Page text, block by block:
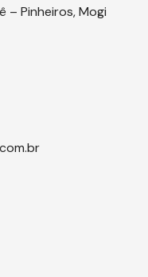
– Pinheiros, Mogi